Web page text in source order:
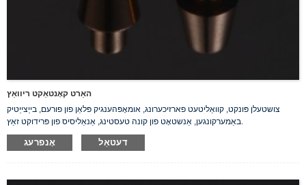
האַרט קאָנטאַקט ריוואַץ
צושטעלן פּונקט, קוואַליטעט פארזיכערונג, אומאָפּהענגיק פּלאַן פון פורעם, בייַצייַטיק
באַמערקונגען, אַנשטאָט פון קונה טעסטינג, אַנאַליסיס פון פּרידוקט זאַץ.
אָנפרעג דעטאַל